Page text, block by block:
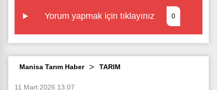
Yorum yapmak için tıklayınız 0
Manisa Tarım Haber TARIM
11 Mart 2026 13:07